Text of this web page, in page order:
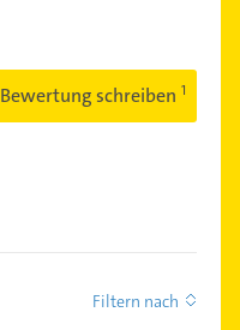
Bewertung schreiben
Filtern nach